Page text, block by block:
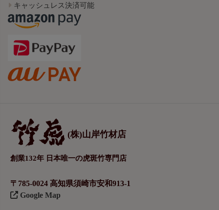
キャッシュレス決済可能
(株)山岸竹材店
創業132年 日本唯一の虎斑竹専門店
〒785-0024 高知県須崎市安和913-1
Google Map